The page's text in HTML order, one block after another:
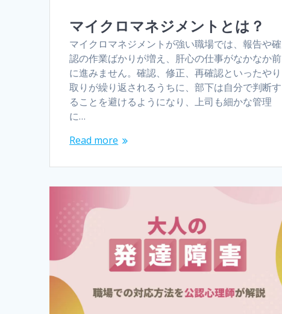
マイクロマネジメントとは？
マイクロマネジメントが強い職場では、報告や確
認の作業ばかりが増え、肝心の仕事がなかなか前
に進みません。確認、修正、再確認といったやり
取りが繰り返されるうちに、部下は自分で判断す
ることを避けるようになり、上司も細かな管理
に…
Read more